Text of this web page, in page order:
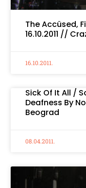
The Accüsed,
16.10.2011 //
16.10.2011.
Sick Of It All /
Deafness By
Beograd
08.04.2011.